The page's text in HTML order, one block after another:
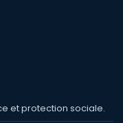
et protection sociale.